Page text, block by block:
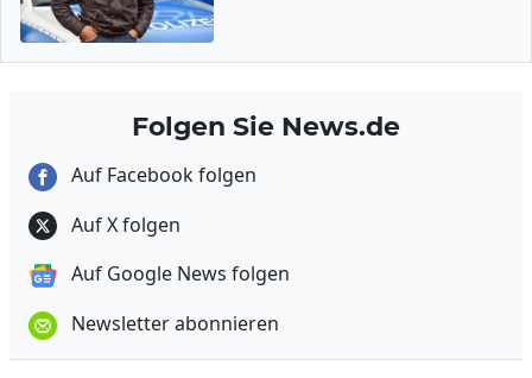
Folgen Sie News.de
Auf Facebook folgen
Auf X folgen
Auf Google News folgen
Newsletter abonnieren